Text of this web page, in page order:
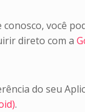
você
direto com a
do seu
.